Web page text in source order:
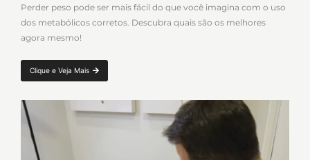
Perder peso pode ser mais fácil do que você imagina com o uso
dos metabólicos corretos. Descubra quais são os melhores
agora mesmo!
Clique e Veja Mais